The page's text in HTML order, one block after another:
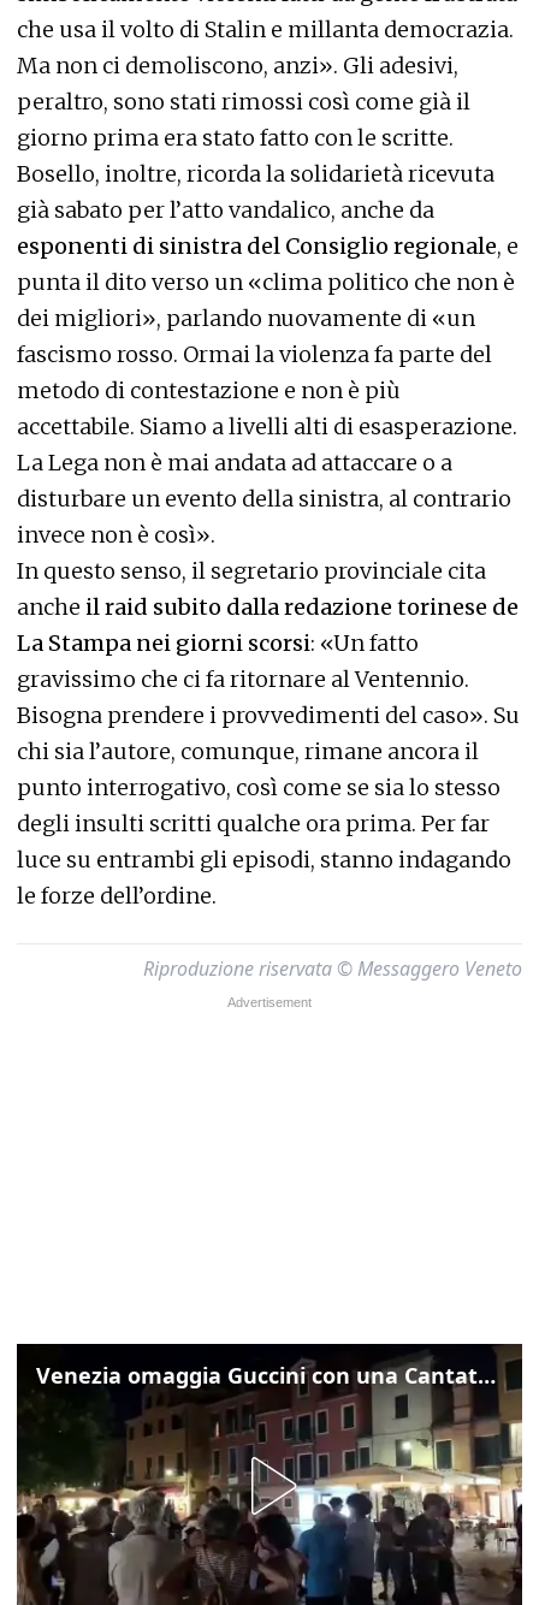
che usa il volto di Stalin e millanta democrazia.
Ma non ci demoliscono, anzi». Gli adesivi,
peraltro, sono stati rimossi così come già il
giorno prima era stato fatto con le scritte.
Bosello, inoltre, ricorda la solidarietà ricevuta
già sabato per l’atto vandalico, anche da
esponenti di sinistra del Consiglio regionale, e
punta il dito verso un «clima politico che non è
dei migliori», parlando nuovamente di «un
fascismo rosso. Ormai la violenza fa parte del
metodo di contestazione e non è più
accettabile. Siamo a livelli alti di esasperazione.
La Lega non è mai andata ad attaccare o a
disturbare un evento della sinistra, al contrario
invece non è così».
In questo senso, il segretario provinciale cita
anche il raid subito dalla redazione torinese de
La Stampa nei giorni scorsi: «Un fatto
gravissimo che ci fa ritornare al Ventennio.
Bisogna prendere i provvedimenti del caso». Su
chi sia l’autore, comunque, rimane ancora il
punto interrogativo, così come se sia lo stesso
degli insulti scritti qualche ora prima. Per far
luce su entrambi gli episodi, stanno indagando
le forze dell’ordine.
Riproduzione riservata © Messaggero Veneto
Venezia omaggia Guccini con una Cantata Anarchica in campo Santa Margherita